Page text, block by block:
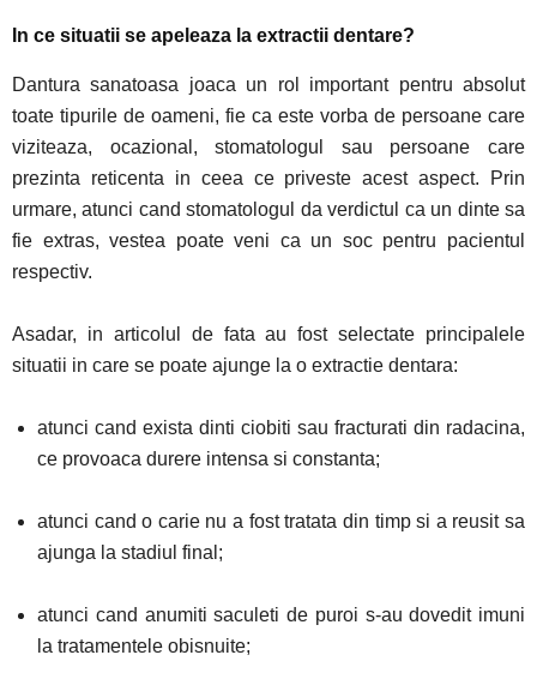
In ce situatii se apeleaza la extractii dentare?
Dantura sanatoasa joaca un rol important pentru absolut
toate tipurile de oameni, fie ca este vorba de persoane care
viziteaza, ocazional, stomatologul sau persoane care
prezinta reticenta in ceea ce priveste acest aspect. Prin
urmare, atunci cand stomatologul da verdictul ca un dinte sa
fie extras, vestea poate veni ca un soc pentru pacientul
respectiv.
Asadar, in articolul de fata au fost selectate principalele
situatii in care se poate ajunge la o extractie dentara:
atunci cand exista dinti ciobiti sau fracturati din radacina,
ce provoaca durere intensa si constanta;
atunci cand o carie nu a fost tratata din timp si a reusit sa
ajunga la stadiul final;
atunci cand anumiti saculeti de puroi s-au dovedit imuni
la tratamentele obisnuite;